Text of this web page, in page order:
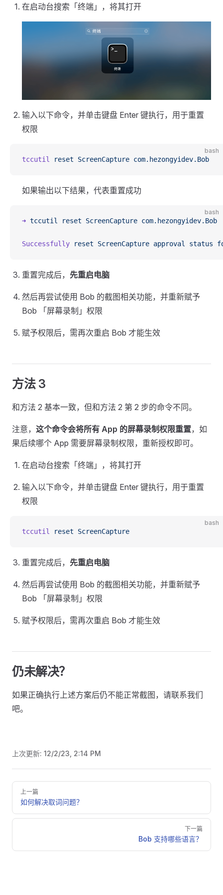
在启动台搜索「终端」，将其打开
输入以下命令，并单击键盘 Enter 键执行，用于重置
权限
bash
tccutil reset ScreenCapture com.hezongyidev.Bob
如果输出以下结果，代表重置成功
bash
➜ tccutil reset ScreenCapture com.hezongyidev.Bob
Successfully reset ScreenCapture approval status
重置完成后， 先重启电脑
然后再尝试使用 Bob 的截图相关功能，并重新赋予
Bob 「屏幕录制」权限
赋予权限后，需再次重启 Bob 才能生效
方法 3
和方法 2 基本一致，但和方法 2 第 2 步的命令不同。
注意， 这个命令会将所有 App 的屏幕录制权限重置，如
果后续哪个 App 需要屏幕录制权限，重新授权即可。
在启动台搜索「终端」，将其打开
输入以下命令，并单击键盘 Enter 键执行，用于重置
权限
bash
tccutil reset ScreenCapture
重置完成后， 先重启电脑
然后再尝试使用 Bob 的截图相关功能，并重新赋予
Bob 「屏幕录制」权限
赋予权限后，需再次重启 Bob 才能生效
仍未解决？
如果正确执行上述方案后仍不能正常截图，请联系我们
吧。
上次更新: 12/2/23, 2:14 PM
Pager
上一篇
如何解决取词问题？
下一篇
Bob 支持哪些语言？